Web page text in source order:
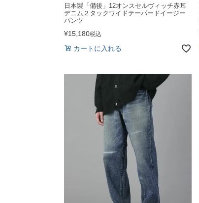
日本製「備後」12オンスセルヴィッチ赤耳
デニム２タックワイドテーパードイージー
パンツ
¥15,180税込
カートに入れる